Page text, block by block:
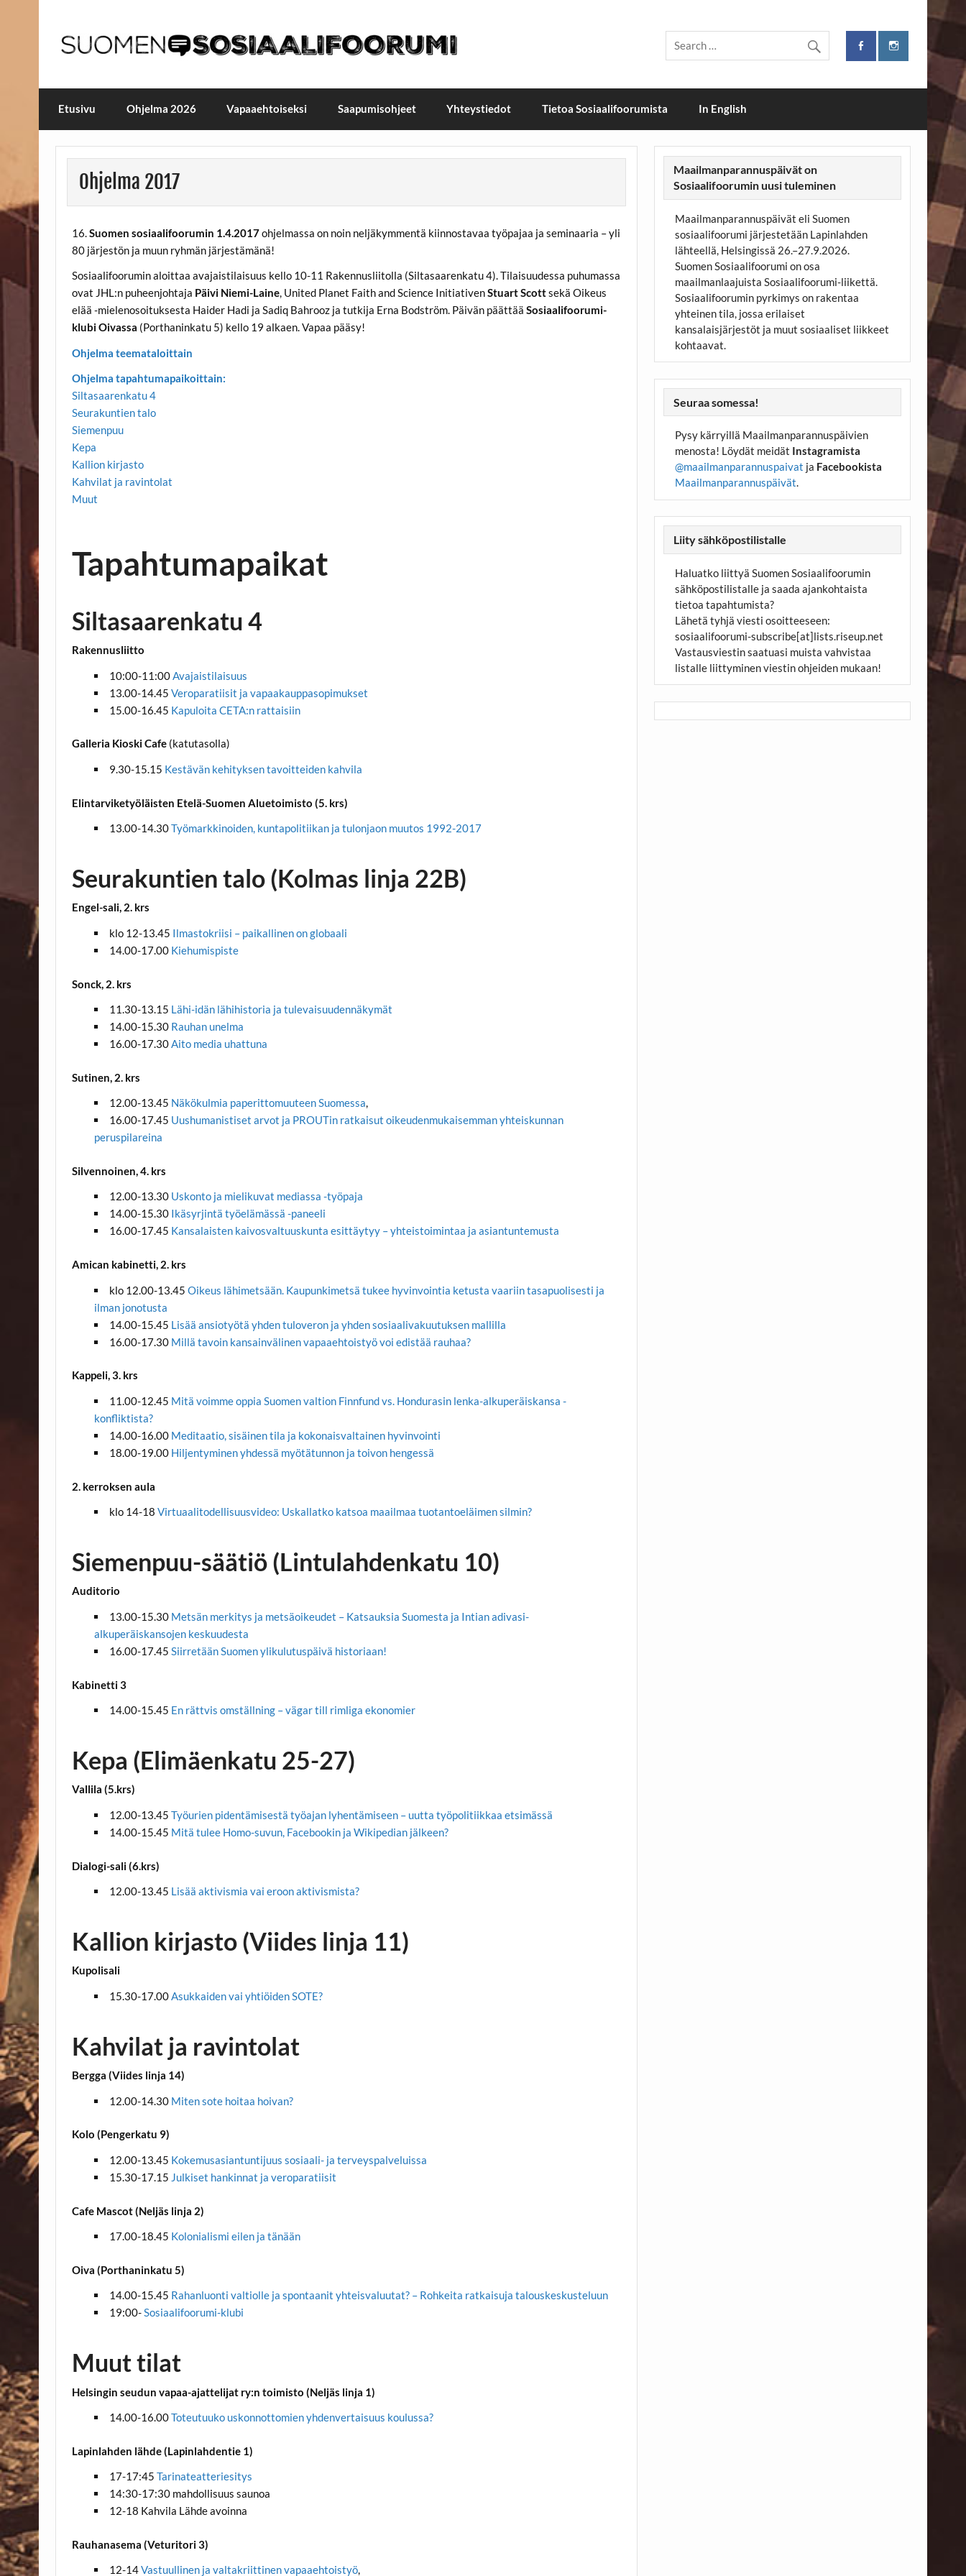
Maailmanparannuspäivät / Suomen sosiaalifoorumi
Maailmanparannuspäivät Lapinlahden Lähteellä, Helsingissä 26.–27.9.2026
Etusivu Ohjelma 2026 Vapaaehtoiseksi Saapumisohjeet Yhteystiedot Tietoa Sosiaalifoorumista In English
Ohjelma 2017
16.Suomen sosiaalifoorumin 1.4.2017ohjelmassa on noin neljäkymmentä kiinnostavaa työpajaa ja seminaaria – yli
80 järjestön ja muun ryhmän järjestämänä!
Sosiaalifoorumin aloittaa avajaistilaisuus kello 10-11 Rakennusliitolla (Siltasaarenkatu 4). Tilaisuudessa puhumassa
ovat JHL:n puheenjohtaja Päivi Niemi-Laine, United Planet Faith and Science InitiativenStuart Scottsekä Oikeus
elää -mielenosoituksesta Haider Hadi jaSadiq Bahrooz ja tutkija Erna Bodström. Päivän päättääSosiaalifoorumi-
klubi Oivassa (Porthaninkatu 5) kello 19 alkaen. Vapaa pääsy!
Ohjelma teemataloittain
Ohjelma tapahtumapaikoittain:
Siltasaarenkatu 4
Seurakuntien talo
Siemenpuu
Kepa
Kallion kirjasto
Kahvilat ja ravintolat
Muut
Tapahtumapaikat
Siltasaarenkatu 4
Rakennusliitto
10:00-11:00Avajaistilaisuus
13.00-14.45 Veroparatiisit ja vapaakauppasopimukset
15.00-16.45 Kapuloita CETA:n rattaisiin
Galleria Kioski Cafe (katutasolla)
9.30-15.15 Kestävän kehityksen tavoitteiden kahvila
Elintarviketyöläisten Etelä-Suomen Aluetoimisto (5. krs)
13.00-14.30Työmarkkinoiden, kuntapolitiikan ja tulonjaon muutos 1992-2017
Seurakuntien talo (Kolmas linja 22B)
Engel-sali, 2. krs
klo 12-13.45 Ilmastokriisi – paikallinen on globaali
14.00-17.00 Kiehumispiste
Sonck, 2. krs
11.30-13.15 Lähi-idän lähihistoria ja tulevaisuudennäkymät
14.00-15.30 Rauhan unelma
16.00-17.30Aito media uhattuna
Sutinen, 2. krs
12.00-13.45 Näkökulmia paperittomuuteen Suomessa,
16.00-17.45 Uushumanistiset arvot ja PROUTin ratkaisut oikeudenmukaisemman yhteiskunnan
peruspilareina
Silvennoinen, 4. krs
12.00-13.30 Uskonto ja mielikuvat mediassa -työpaja
14.00-15.30 Ikäsyrjintä työelämässä -paneeli
16.00-17.45 Kansalaisten kaivosvaltuuskunta esittäytyy – yhteistoimintaa ja asiantuntemusta
Amican kabinetti, 2. krs
klo 12.00-13.45 Oikeus lähimetsään. Kaupunkimetsä tukee hyvinvointia ketusta vaariin tasapuolisesti ja
ilman jonotusta
14.00-15.45 Lisää ansiotyötä yhden tuloveron ja yhden sosiaalivakuutuksen mallilla
16.00-17.30 Millä tavoin kansainvälinen vapaaehtoistyö voi edistää rauhaa?
Kappeli, 3. krs
11.00-12.45 Mitä voimme oppia Suomen valtion Finnfund vs. Hondurasin lenka-alkuperäiskansa -
konfliktista?
14.00-16.00 Meditaatio, sisäinen tila ja kokonaisvaltainen hyvinvointi
18.00-19.00 Hiljentyminen yhdessä myötätunnon ja toivon hengessä
2. kerroksen aula
klo 14-18 Virtuaalitodellisuusvideo: Uskallatko katsoa maailmaa tuotantoeläimen silmin?
Siemenpuu-säätiö (Lintulahdenkatu 10)
Auditorio
13.00-15.30 Metsän merkitys ja metsäoikeudet – Katsauksia Suomesta ja Intian adivasi-
alkuperäiskansojen keskuudesta
16.00-17.45 Siirretään Suomen ylikulutuspäivä historiaan!
Kabinetti 3
14.00-15.45 En rättvis omställning – vägar till rimliga ekonomier
Kepa (Elimäenkatu 25-27)
Vallila (5.krs)
12.00-13.45 Työurien pidentämisestä työajan lyhentämiseen – uutta työpolitiikkaa etsimässä
14.00-15.45 Mitä tulee Homo-suvun, Facebookin ja Wikipedian jälkeen?
Dialogi-sali (6.krs)
12.00-13.45 Lisää aktivismia vai eroon aktivismista?
Kallion kirjasto (Viides linja 11)
Kupolisali
15.30-17.00Asukkaiden vai yhtiöiden SOTE?
Kahvilat ja ravintolat
Bergga (Viides linja 14)
12.00-14.30 Miten sote hoitaa hoivan?
Kolo (Pengerkatu 9)
12.00-13.45 Kokemusasiantuntijuus sosiaali- ja terveyspalveluissa
15.30-17.15 Julkiset hankinnat ja veroparatiisit
Cafe Mascot (Neljäs linja 2)
17.00-18.45 Kolonialismi eilen ja tänään
Oiva (Porthaninkatu 5)
14.00-15.45 Rahanluonti valtiolle ja spontaanit yhteisvaluutat? – Rohkeita ratkaisuja talouskeskusteluun
19:00-Sosiaalifoorumi-klubi
Muut tilat
Helsingin seudun vapaa-ajattelijat ry:n toimisto (Neljäs linja 1)
14.00-16.00Toteutuuko uskonnottomien yhdenvertaisuus koulussa?
Lapinlahden lähde (Lapinlahdentie 1)
17-17:45 Tarinateatteriesitys
14:30-17:30 mahdollisuus saunoa
12-18 Kahvila Lähde avoinna
Rauhanasema (Veturitori 3)
12-14Vastuullinen ja valtakriittinen vapaaehtoistyö,
Maailmanparannuspäivät on
Sosiaalifoorumin uusi tuleminen
Maailmanparannuspäivät eli Suomen
sosiaalifoorumi järjestetään Lapinlahden
lähteellä, Helsingissä 26.–27.9.2026.
Suomen Sosiaalifoorumi on osa
maailmanlaajuista Sosiaalifoorumi-liikettä.
Sosiaalifoorumin pyrkimys on rakentaa
yhteinen tila, jossa erilaiset
kansalaisjärjestöt ja muut sosiaaliset liikkeet
kohtaavat.
Seuraa somessa!
Pysy kärryillä Maailmanparannuspäivien
menosta! Löydät meidät Instagramista
@maailmanparannuspaivat ja Facebookista
Maailmanparannuspäivät.
Liity sähköpostilistalle
Haluatko liittyä Suomen Sosiaalifoorumin
sähköpostilistalle ja saada ajankohtaista
tietoa tapahtumista?
Lähetä tyhjä viesti osoitteeseen:
sosiaalifoorumi-subscribe[at]lists.riseup.net
Vastausviestin saatuasi muista vahvistaa
listalle liittyminen viestin ohjeiden mukaan!